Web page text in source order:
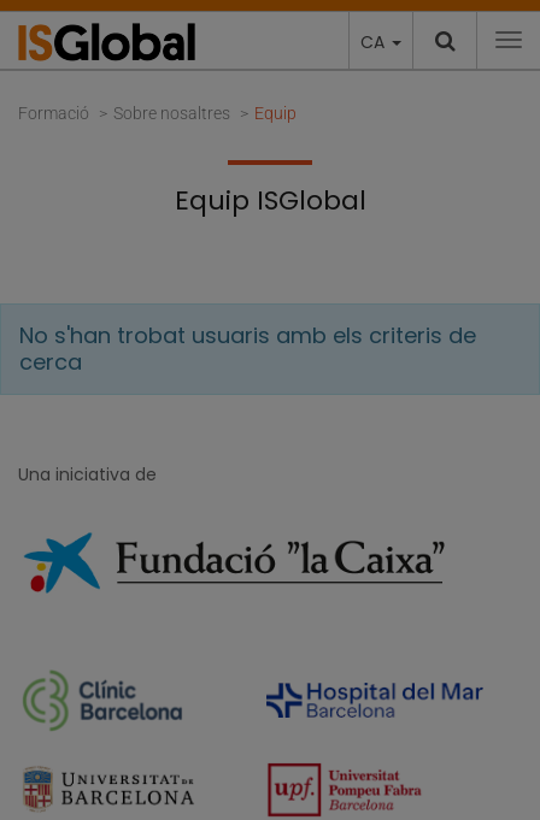
CA
Formació Sobre nosaltres Equip
Equip ISGlobal
No s'han trobat usuaris amb els criteris de
cerca
Una iniciativa de